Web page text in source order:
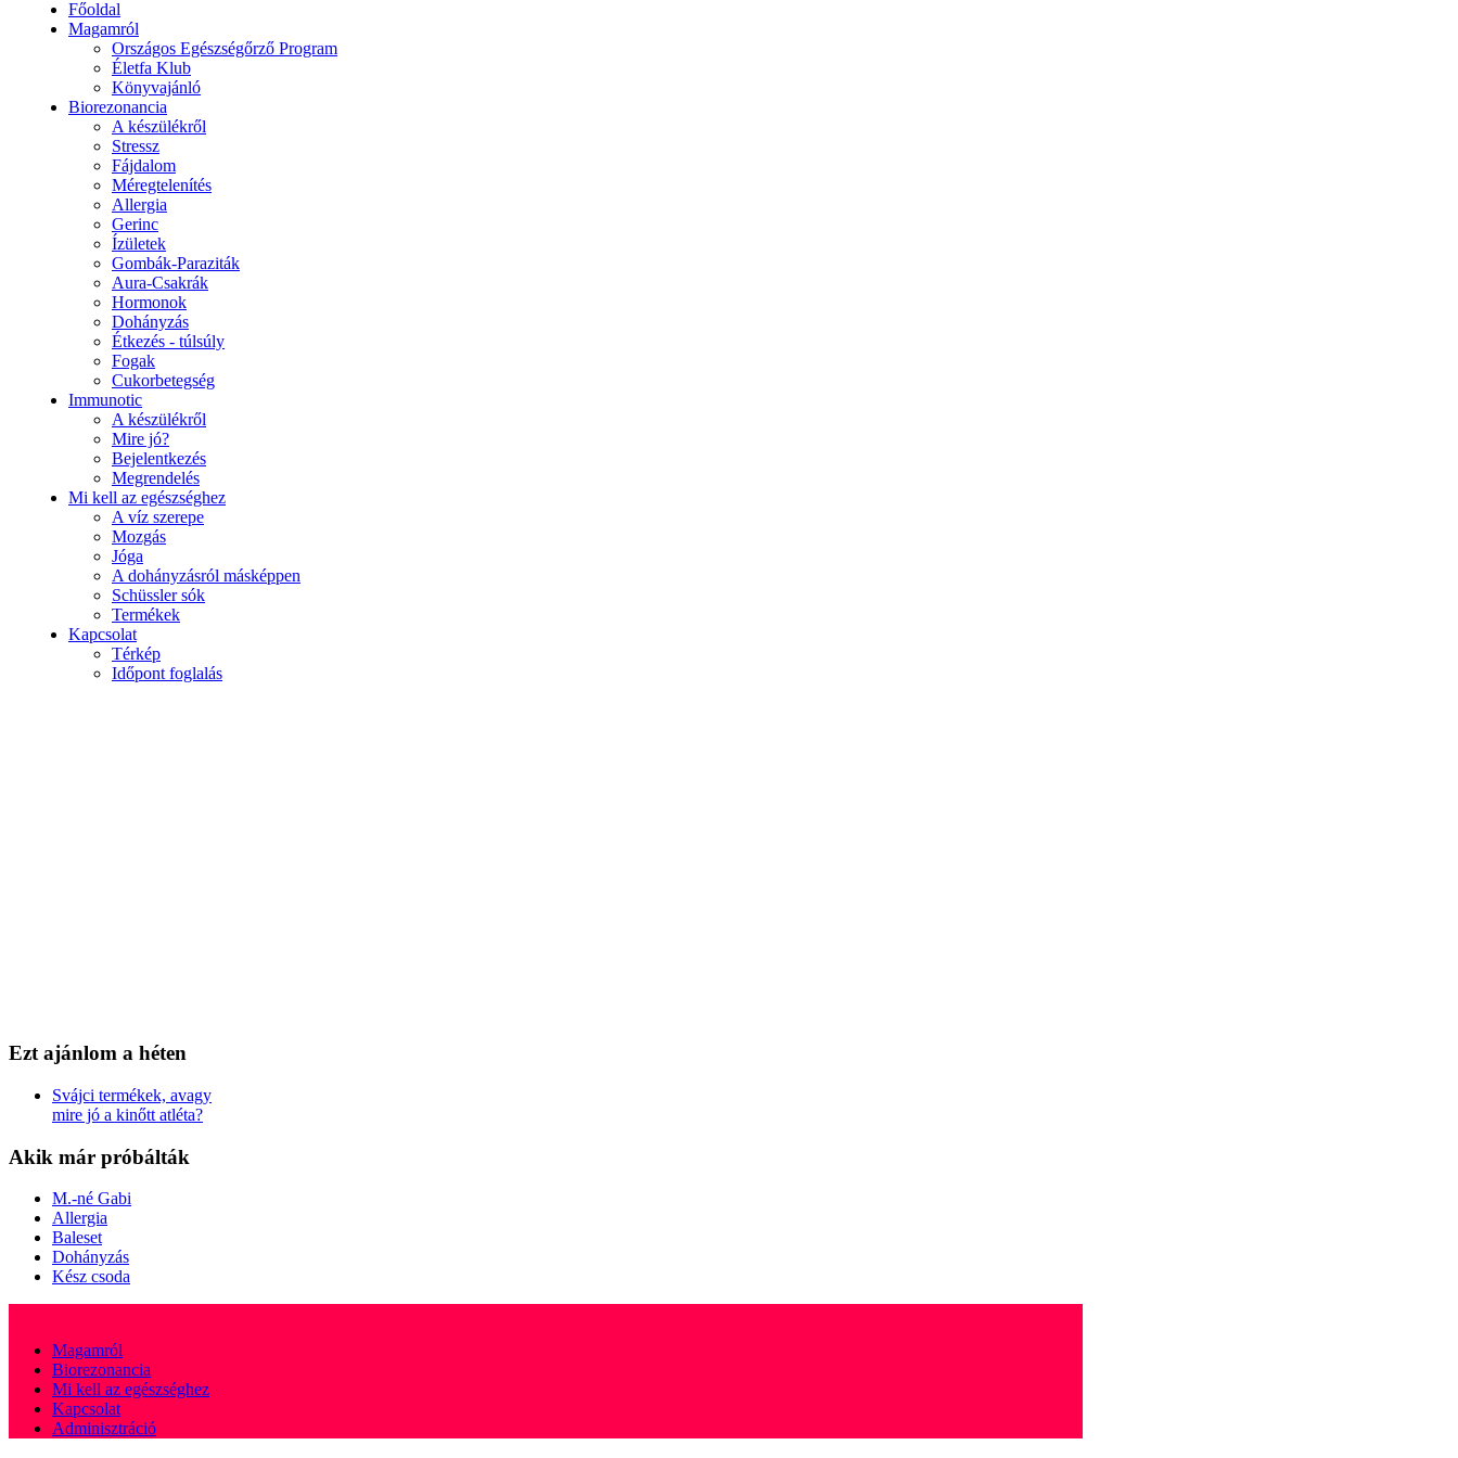
Főoldal
Magamról
Országos Egészségőrző Program
Életfa Klub
Könyvajánló
Biorezonancia
A készülékről
Stressz
Fájdalom
Méregtelenítés
Allergia
Gerinc
Ízületek
Gombák-Paraziták
Aura-Csakrák
Hormonok
Dohányzás
Étkezés - túlsúly
Fogak
Cukorbetegség
Immunotic
A készülékről
Mire jó?
Bejelentkezés
Megrendelés
Mi kell az egészséghez
A víz szerepe
Mozgás
Jóga
A dohányzásról másképpen
Schüssler sók
Termékek
Kapcsolat
Térkép
Időpont foglalás
Ezt ajánlom a héten
Svájci termékek, avagy
mire jó a kinőtt atléta?
Akik már próbálták
M.-né Gabi
Allergia
Baleset
Dohányzás
Kész csoda
Magamról
Biorezonancia
Mi kell az egészséghez
Kapcsolat
Adminisztráció